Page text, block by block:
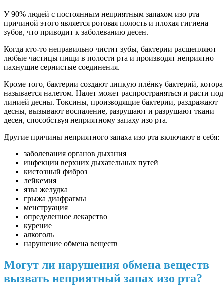
У 90% людей с постоянным неприятным запахом изо рта
причиной этого является ротовая полость и плохая гигиена
зубов, что приводит к заболеванию десен.
Когда кто-то неправильно чистит зубы, бактерии расщепляют
любые частицы пищи в полости рта и производят неприятно
пахнущие сернистые соединения.
Кроме того, бактерии создают липкую плёнку бактерий,
называется налетом. Налет может распространяться и расти под
линией десны. Токсины, производящие бактерии, раздражают
десны, вызывают воспаление, разрушают и разрушают ткани
десен, способствуя неприятному запаху изо рта.
Другие причины неприятного запаха изо рта включают в себя:
заболевания органов дыхания
инфекции верхних дыхательных путей
кистозный фиброз
лейкемия
язва желудка
грыжа диафрагмы
менструация
определенное лекарство
курение
алкоголь
нарушение обмена веществ
Могут ли нарушения обмена веществ
вызвать неприятный запах изо рта?